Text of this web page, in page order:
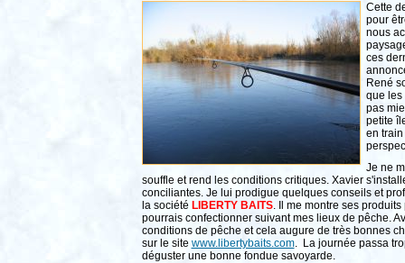
Cette
pour
nous
ces
René
que les
pas
petite
en
Je ne
souffle et rend les conditions critiques. Xavier
conciliantes. Je lui prodigue quelques conseils et
la société LIBERTY BAITS. Il me montre ses
pourrais confectionner suivant mes lieux de pêche.
conditions de pêche et cela augure de très bonnes
sur le site www.libertybaits.com. La journée passa
déguster une bonne fondue savoyarde.